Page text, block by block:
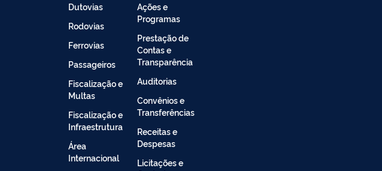
Dutovias
Rodovias
Ferrovias
Passageiros
Fiscalização e
Multas
Fiscalização e
Infraestrutura
Área
Internacional
Ações e
Programas
Prestação de
Contas e
Transparência
Auditorias
Convênios e
Transferências
Receitas e
Despesas
Licitações e